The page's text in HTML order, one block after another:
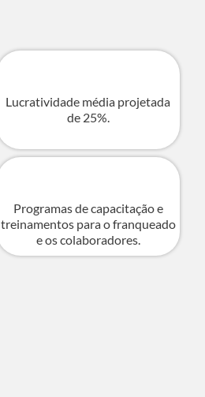
Lucratividade média projetada
de 25%.
Programas de capacitação e
treinamentos para o franqueado
e os colaboradores.